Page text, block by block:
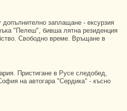
заплащане - ексурзия
"Пелеш", бивша лятна резиденция
Свободно време. Връщане в
Пристигане в Русе следобед,
на автогара "Сердика" - късно